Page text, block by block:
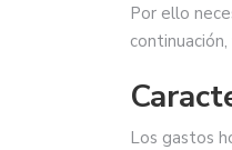
Por ello
Los gastos